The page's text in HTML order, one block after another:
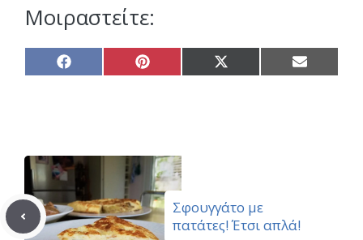
Μοιραστείτε:
Share
on
Share
on
Share
on
Share
on
Σφουγγάτο με
πατάτες! Έτσι απλά!